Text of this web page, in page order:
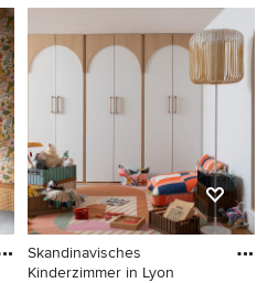
Mittelgroßes, Neutrales
Nordisches Kinderzimmer mit
Schlafplatz, weißer
Wandfarbe und braunem
Holzboden in Bilbao
Skandinavisches
Kinderzimmer in Lyon